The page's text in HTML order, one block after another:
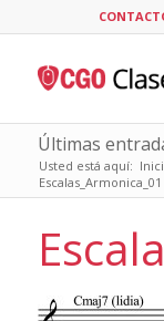
Últimas
Usted está aquí:
Escalas_Armonica_01